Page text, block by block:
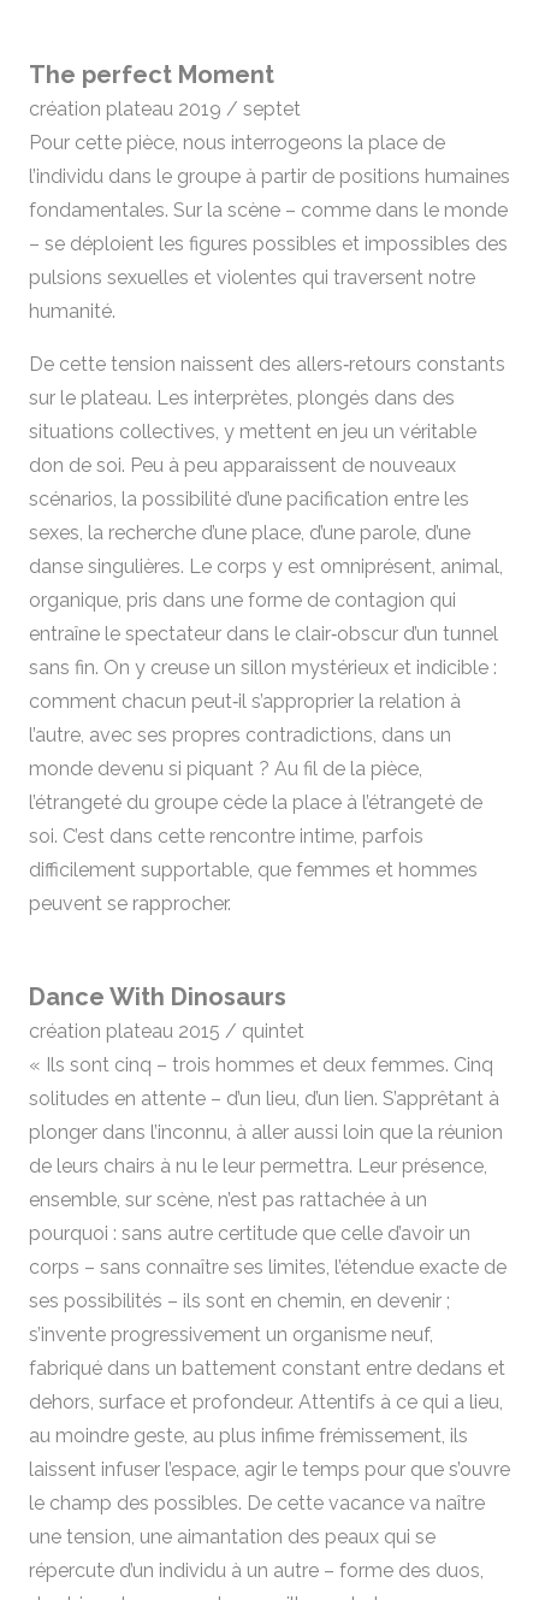
The perfect Moment
création plateau 2019 / septet
Pour cette pièce, nous interrogeons la place de
l’individu dans le groupe à partir de positions humaines
fondamentales. Sur la scène – comme dans le monde
– se déploient les figures possibles et impossibles des
pulsions sexuelles et violentes qui traversent notre
humanité.
De cette tension naissent des allers‑retours constants
sur le plateau. Les interprètes, plongés dans des
situations collectives, y mettent en jeu un véritable
don de soi. Peu à peu apparaissent de nouveaux
scénarios, la possibilité d’une pacification entre les
sexes, la recherche d’une place, d’une parole, d’une
danse singulières. Le corps y est omniprésent, animal,
organique, pris dans une forme de contagion qui
entraîne le spectateur dans le clair‑obscur d’un tunnel
sans fin. On y creuse un sillon mystérieux et indicible :
comment chacun peut‑il s’approprier la relation à
l’autre, avec ses propres contradictions, dans un
monde devenu si piquant ? Au fil de la pièce,
l’étrangeté du groupe cède la place à l’étrangeté de
soi. C’est dans cette rencontre intime, parfois
difficilement supportable, que femmes et hommes
peuvent se rapprocher.
Dance With Dinosaurs
création plateau 2015 / quintet
« Ils sont cinq – trois hommes et deux femmes. Cinq
solitudes en attente – d’un lieu, d’un lien. S’apprêtant à
plonger dans l’inconnu, à aller aussi loin que la réunion
de leurs chairs à nu le leur permettra. Leur présence,
ensemble, sur scène, n’est pas rattachée à un
pourquoi : sans autre certitude que celle d’avoir un
corps – sans connaître ses limites, l’étendue exacte de
ses possibilités – ils sont en chemin, en devenir ;
s’invente progressivement un organisme neuf,
fabriqué dans un battement constant entre dedans et
dehors, surface et profondeur. Attentifs à ce qui a lieu,
au moindre geste, au plus infime frémissement, ils
laissent infuser l’espace, agir le temps pour que s’ouvre
le champ des possibles. De cette vacance va naître
une tension, une aimantation des peaux qui se
répercute d’un individu à un autre – forme des duos,